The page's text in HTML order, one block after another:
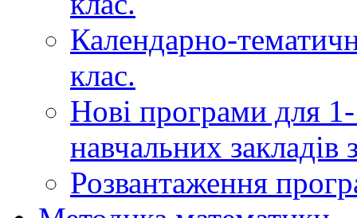
Календарно-
клас.
Нові програми для 1-
навчальних закладів
Розвантаження